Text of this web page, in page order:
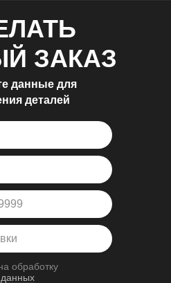
ЗАКАЗ
данные для
деталей
обработку